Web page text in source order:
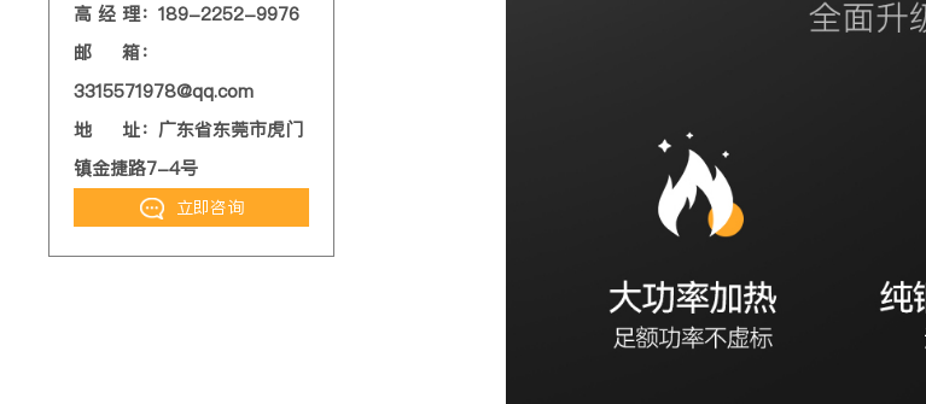
高 经 理：189-2252-9976
邮 箱：
3315571978@qq.com
地 址：广东省东莞市虎门
镇金捷路7-4号
立即咨询